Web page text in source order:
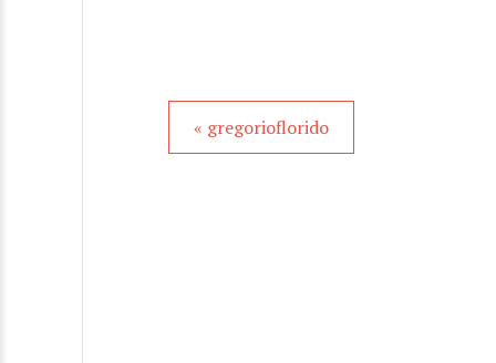
« gregorioflorido